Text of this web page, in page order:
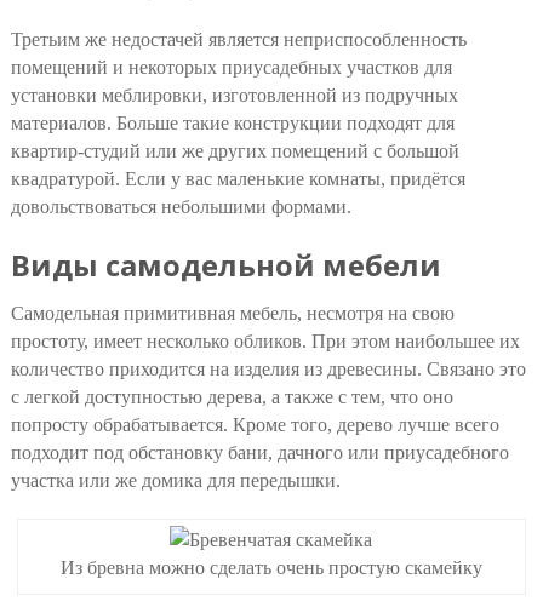
Третьим же недостачей является неприспособленность
помещений и некоторых приусадебных участков для
установки меблировки, изготовленной из подручных
материалов. Больше такие конструкции подходят для
квартир-студий или же других помещений с большой
квадратурой. Если у вас маленькие комнаты, придётся
довольствоваться небольшими формами.
Виды самодельной мебели
Самодельная примитивная мебель, несмотря на свою
простоту, имеет несколько обликов. При этом наибольшее их
количество приходится на изделия из древесины. Связано это
с легкой доступностью дерева, а также с тем, что оно
попросту обрабатывается. Кроме того, дерево лучше всего
подходит под обстановку бани, дачного или приусадебного
участка или же домика для передышки.
Из бревна можно сделать очень простую скамейку